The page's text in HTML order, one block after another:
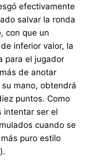
efectivamente
salvar la ronda
con que un
inferior valor, la
para el jugador
de anotar
mano, obtendrá
puntos. Como
intentar ser el
cuando se
puro estilo
).